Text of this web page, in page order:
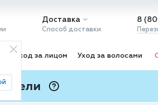
Доставка
Способ доставки
8
Уход за лицом Уход за волосами